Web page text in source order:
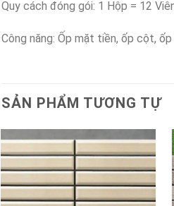
Quy cách đóng gói: 1 Hộp = 12
Công năng: Ốp mặt tiền, ốp cột,
SẢN PHẨM TƯƠNG TỰ